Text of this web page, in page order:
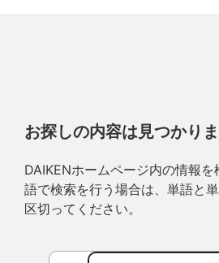
お探しの内容は見つかり
DAIKENホームページ内の情報
語で検索を行う場合は、単語と
区切ってください。